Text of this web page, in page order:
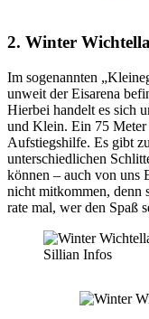
2. Winter
Im sogenannten
unweit der Eisarena
Hierbei handelt es sich
und Klein. Ein 75 Meter
Aufstiegshilfe. Es gibt
unterschiedlichen
können – auch von uns
nicht mitkommen, denn
rate mal, wer den Spaß